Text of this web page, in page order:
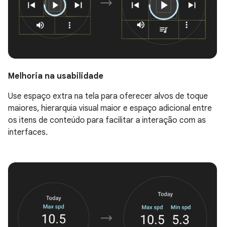
Melhoria na usabilidade
Use espaço extra na tela para oferecer alvos de toque
maiores, hierarquia visual maior e espaço adicional entre
os itens de conteúdo para facilitar a interação com as
interfaces.